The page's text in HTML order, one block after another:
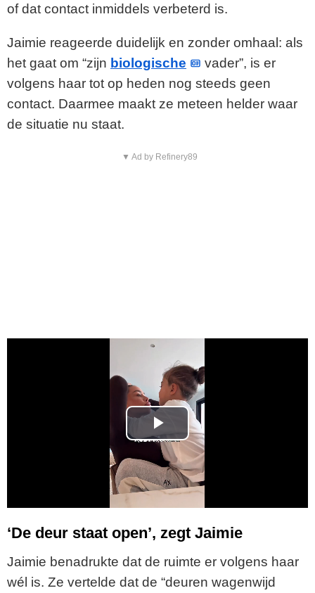
of dat contact inmiddels verbeterd is.
Jaimie reageerde duidelijk en zonder omhaal: als
het gaat om “zijn biologische
vader”, is er
volgens haar tot op heden nog steeds geen
contact. Daarmee maakt ze meteen helder waar
de situatie nu staat.
▼ Ad by Refinery89
P
l
a
y
V
‘De deur staat open’, zegt Jaimie
Jaimie benadrukte dat de ruimte er volgens haar
wél is. Ze vertelde dat de “deuren wagenwijd